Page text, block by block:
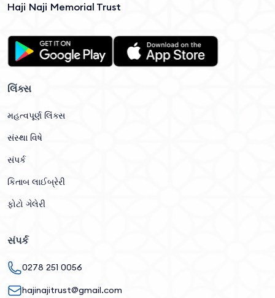
Haji Naji Memorial Trust
લિંક્સ
મહત્વપૂર્ણ લિંક્સ
સંસ્થા વિષે
સંપર્ક
કિતાબ લાઈબ્રેરી
ફોટો ગેલેરી
સંપર્ક
0278 251 0056
hajinajitrust@gmail.com